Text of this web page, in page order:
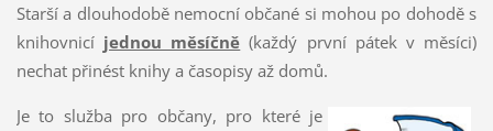
Starší a dlouhodobě nemocní občané si mohou po dohodě s
knihovnicí jednou měsíčně (každý první pátek v měsíci)
nechat přinést knihy a časopisy až domů.
Je to služba pro občany, pro které je